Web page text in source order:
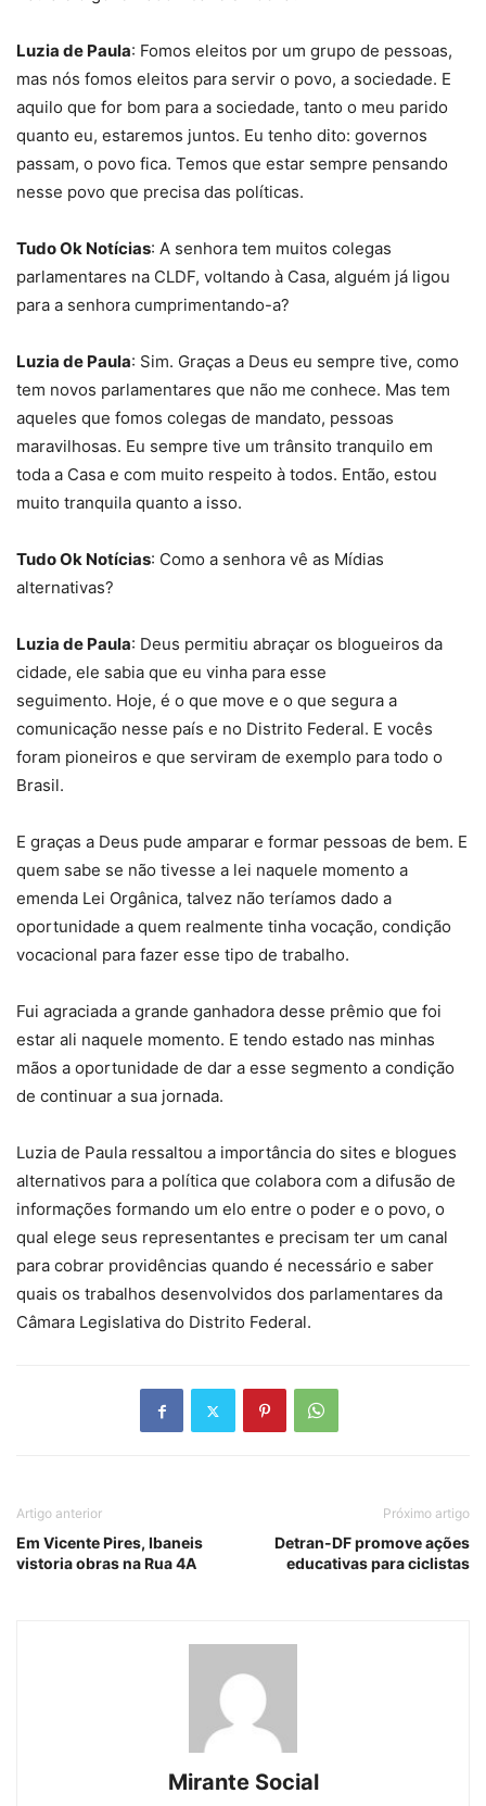
Luzia de Paula: Fomos eleitos por um grupo de pessoas,
mas nós fomos eleitos para servir o povo, a sociedade. E
aquilo que for bom para a sociedade, tanto o meu parido
quanto eu, estaremos juntos. Eu tenho dito: governos
passam, o povo fica. Temos que estar sempre pensando
nesse povo que precisa das políticas.
Tudo Ok Notícias: A senhora tem muitos colegas
parlamentares na CLDF, voltando à Casa, alguém já ligou
para a senhora cumprimentando-a?
Luzia de Paula: Sim. Graças a Deus eu sempre tive, como
tem novos parlamentares que não me conhece. Mas tem
aqueles que fomos colegas de mandato, pessoas
maravilhosas. Eu sempre tive um trânsito tranquilo em
toda a Casa e com muito respeito à todos. Então, estou
muito tranquila quanto a isso.
Tudo Ok Notícias: Como a senhora vê as Mídias
alternativas?
Luzia de Paula: Deus permitiu abraçar os blogueiros da
cidade, ele sabia que eu vinha para esse
seguimento. Hoje, é o que move e o que segura a
comunicação nesse país e no Distrito Federal. E vocês
foram pioneiros e que serviram de exemplo para todo o
Brasil.
E graças a Deus pude amparar e formar pessoas de bem. E
quem sabe se não tivesse a lei naquele momento a
emenda Lei Orgânica, talvez não teríamos dado a
oportunidade a quem realmente tinha vocação, condição
vocacional para fazer esse tipo de trabalho.
Fui agraciada a grande ganhadora desse prêmio que foi
estar ali naquele momento. E tendo estado nas minhas
mãos a oportunidade de dar a esse segmento a condição
de continuar a sua jornada.
Luzia de Paula ressaltou a importância do sites e blogues
alternativos para a política que colabora com a difusão de
informações formando um elo entre o poder e o povo, o
qual elege seus representantes e precisam ter um canal
para cobrar providências quando é necessário e saber
quais os trabalhos desenvolvidos dos parlamentares da
Câmara Legislativa do Distrito Federal.
Artigo anterior
Em Vicente Pires, Ibaneis
vistoria obras na Rua 4A
Próximo artigo
Detran-DF promove ações
educativas para ciclistas
Mirante Social